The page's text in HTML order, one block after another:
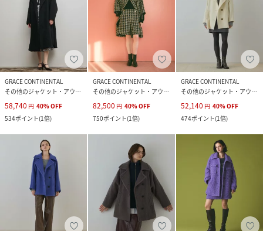
GRACE CONTINENTAL
その他のジャケット・アウター
58,740 円 40%OFF
534ポイント(1倍)
GRACE CONTINENTAL
その他のジャケット・アウター
82,500 円 40%OFF
750ポイント(1倍)
GRACE CONTINENTAL
その他のジャケット・アウター
52,140 円 40%OFF
474ポイント(1倍)